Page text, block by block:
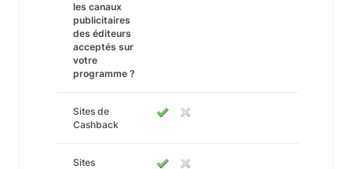
les canaux
publicitaires
des éditeurs
acceptés sur
votre
programme ?
Sites de
Cashback
Sites